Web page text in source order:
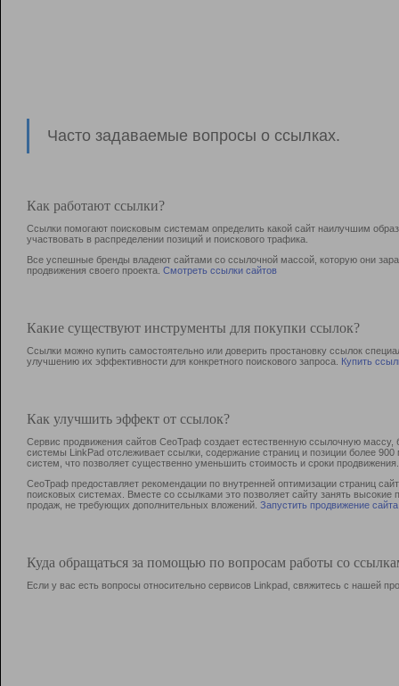
Часто задаваемые вопросы о ссылках.
Как работают ссылки?
Ссылки помогают поисковым системам определить какой сайт наилучшим
участвовать в раcпределении позиций и поискового трафика.
Все успешные бренды владеют сайтами со ссылочной массой, которую они
продвижения своего проекта. Смотреть ссылки сайтов
Какие существуют инструменты для покупки ссылок?
Ссылки можно купить самостоятельно или доверить простановку ссылок
улучшению их эффективности для конкретного поискового запроса. Купить
Как улучшить эффект от ссылок?
Сервис продвижения сайтов СеоТраф создает естественную ссылочную
системы LinkPad отслеживает ссылки, содержание страниц и позиции более
систем, что позволяет существенно уменьшить стоимость и сроки продвижения.
СеоТраф предоставляет рекомендации по внутренней оптимизации страниц
поисковых системах. Вместе со ссылками это позволяет сайту занять
продаж, не требующих дополнительных вложений. Запустить продвижение сайта
Куда обращаться за помощью по вопросам работы со
Если у вас есть вопросы относительно сервисов Linkpad, свяжитесь с нашей